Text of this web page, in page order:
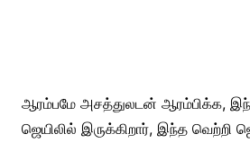
ஆரம்பமே அசத்துலடன் ஆரம்பிக்க,
ஜெயிலில் இருக்கிறார், இந்த வெற்றி